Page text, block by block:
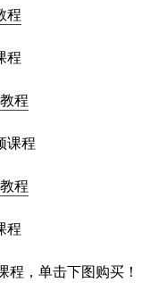
程
课程
程
程，单击下图购买！